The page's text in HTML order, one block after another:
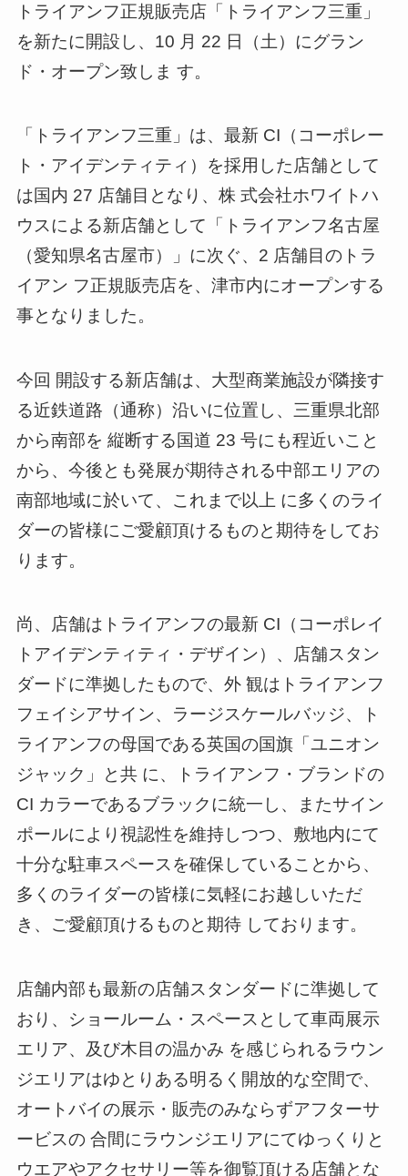
トライアンフ正規販売店「トライアンフ三重」
を新たに開設し、10 月 22 日（土）にグラン
ド・オープン致しま す。
「トライアンフ三重」は、最新 CI（コーポレー
ト・アイデンティティ）を採用した店舗として
は国内 27 店舗目となり、株 式会社ホワイトハ
ウスによる新店舗として「トライアンフ名古屋
（愛知県名古屋市）」に次ぐ、2 店舗目のトラ
イアン フ正規販売店を、津市内にオープンする
事となりました。
今回 開設する新店舗は、大型商業施設が隣接す
る近鉄道路（通称）沿いに位置し、三重県北部
から南部を 縦断する国道 23 号にも程近いこと
から、今後とも発展が期待される中部エリアの
南部地域に於いて、これまで以上 に多くのライ
ダーの皆様にご愛顧頂けるものと期待をしてお
ります。
尚、店舗はトライアンフの最新 CI（コーポレイ
トアイデンティティ・デザイン）、店舗スタン
ダードに準拠したもので、外 観はトライアンフ
フェイシアサイン、ラージスケールバッジ、ト
ライアンフの母国である英国の国旗「ユニオン
ジャック」と共 に、トライアンフ・ブランドの
CI カラーであるブラックに統一し、またサイン
ポールにより視認性を維持しつつ、敷地内にて
十分な駐車スペースを確保していることから、
多くのライダーの皆様に気軽にお越しいただ
き、ご愛顧頂けるものと期待 しております。
店舗内部も最新の店舗スタンダードに準拠して
おり、ショールーム・スペースとして車両展示
エリア、及び木目の温かみ を感じられるラウン
ジエリアはゆとりある明るく開放的な空間で、
オートバイの展示・販売のみならずアフターサ
ービスの 合間にラウンジエリアにてゆっくりと
ウエアやアクセサリー等を御覧頂ける店舗とな